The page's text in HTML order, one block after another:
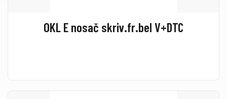
OKL E nosač skriv.fr.bel V+DTC